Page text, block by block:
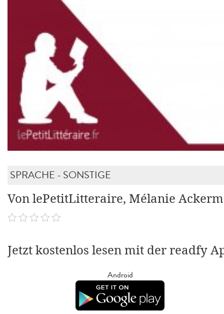
SPRACHE - SONSTIGE
Von lePetitLitteraire, Mélanie
Jetzt kostenlos lesen mit der readfy
Android